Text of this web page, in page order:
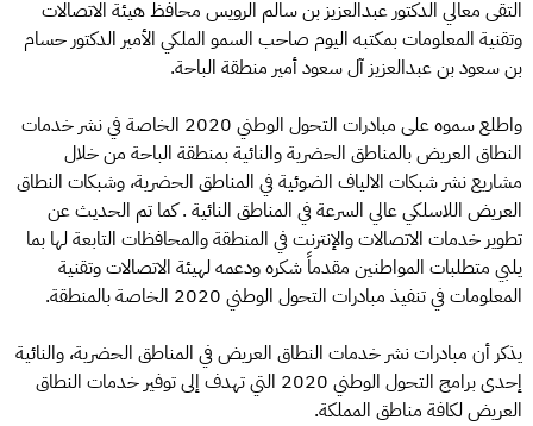
التقى معالي الدكتور عبدالعزيز بن سالم الرويس محافظ هيئة الاتصالات
وتقنية المعلومات بمكتبه اليوم صاحب السمو الملكي الأمير الدكتور حسام
بن سعود بن عبدالعزيز آل سعود أمير منطقة الباحة.
واطلع سموه على مبادرات التحول الوطني 2020 الخاصة في نشر خدمات
النطاق العريض بالمناطق الحضرية والنائية بمنطقة الباحة من خلال
مشاريع نشر شبكات الالياف الضوئية في المناطق الحضرية، وشبكات النطاق
العريض اللاسلكي عالي السرعة في المناطق النائية . كما تم الحديث عن
تطوير خدمات الاتصالات والإنترنت في المنطقة والمحافظات التابعة لها بما
يلبي متطلبات المواطنين مقدماً شكره ودعمه لهيئة الاتصالات وتقنية
المعلومات في تنفيذ مبادرات التحول الوطني 2020 الخاصة بالمنطقة.
يذكر أن مبادرات نشر خدمات النطاق العريض في المناطق الحضرية، والنائية
إحدى برامج التحول الوطني 2020 التي تهدف إلى توفير خدمات النطاق
العريض لكافة مناطق المملكة.